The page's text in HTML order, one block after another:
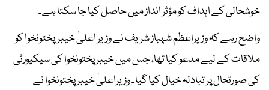
خوشحالی کے اہداف کو مؤثر انداز میں حاصل کیا جا سکتا ہے۔
واضح رہے کہ وزیراعظم شہباز شریف نے وزیر اعلیٰ خیبرپختونخوا کو
ملاقات کے لیے مدعو کیا تھا، جس میں خیبر پختونخوا کی سیکیورٹی
کی صورتحال پر تبادلہ خیال کیا گیا۔ وزیراعلیٰ خیبر پختونخوا نے